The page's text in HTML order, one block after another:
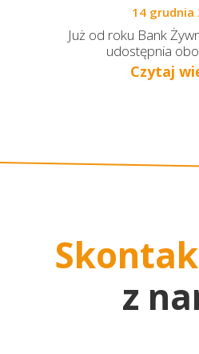
14 grudnia
Już od roku Bank
udostępnia
Czytaj
z